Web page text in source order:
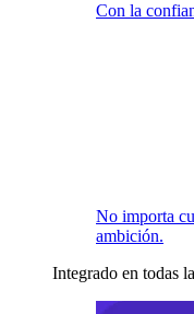
Con la
No importa
ambición.
Integrado en todas